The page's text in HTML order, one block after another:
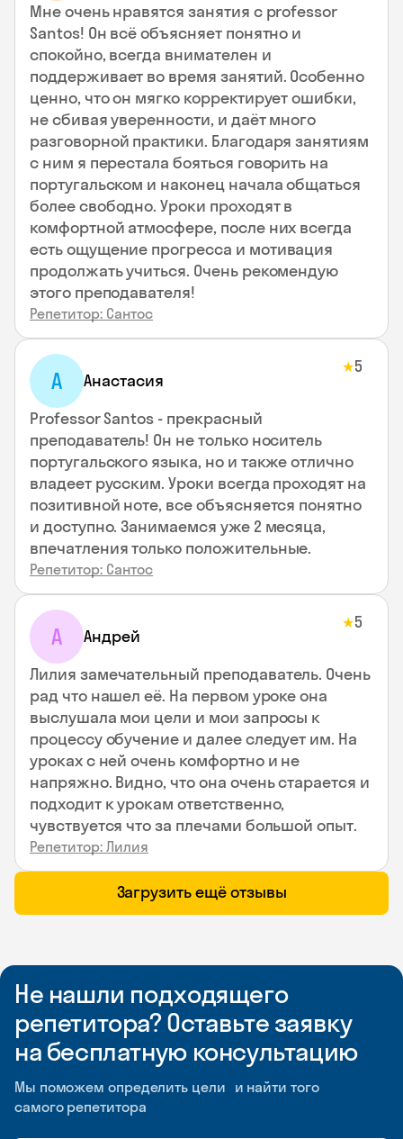
Мне очень нравятся занятия с professor
Santos! Он всё объясняет понятно и
спокойно, всегда внимателен и
поддерживает во время занятий. Особенно
ценно, что он мягко корректирует ошибки,
не сбивая уверенности, и даёт много
разговорной практики. Благодаря занятиям
с ним я перестала бояться говорить на
португальском и наконец начала общаться
более свободно. Уроки проходят в
комфортной атмосфере, после них всегда
есть ощущение прогресса и мотивация
продолжать учиться. Очень рекомендую
этого преподавателя!
Репетитор: Сантос
А Анастасия
★5
Professor Santos - прекрасный
преподаватель! Он не только носитель
португальского языка, но и также отлично
владеет русским. Уроки всегда проходят на
позитивной ноте, все объясняется понятно
и доступно. Занимаемся уже 2 месяца,
впечатления только положительные.
Репетитор: Сантос
А Андрей
★5
Лилия замечательный преподаватель. Очень
рад что нашел её. На первом уроке она
выслушала мои цели и мои запросы к
процессу обучение и далее следует им. На
уроках с ней очень комфортно и не
напряжно. Видно, что она очень старается и
подходит к урокам ответственно,
чувствуется что за плечами большой опыт.
Репетитор: Лилия
Загрузить ещё отзывы
Не нашли подходящего
репетитора? Оставьте заявку
на бесплатную консультацию
Мы поможем определить цели и найти того
самого репетитора